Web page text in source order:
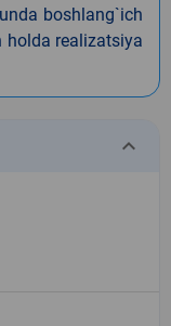
boshlang`ich
realizatsiya
keyboard_arrow_down